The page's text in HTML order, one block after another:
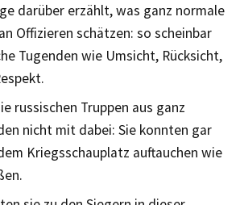
darüber erzählt, was ganz normale
Offizieren schätzen: so scheinbar
Tugenden wie Umsicht, Rücksicht,
russischen Truppen aus ganz
nicht mit dabei: Sie konnten gar
Kriegsschauplatz auftauchen wie